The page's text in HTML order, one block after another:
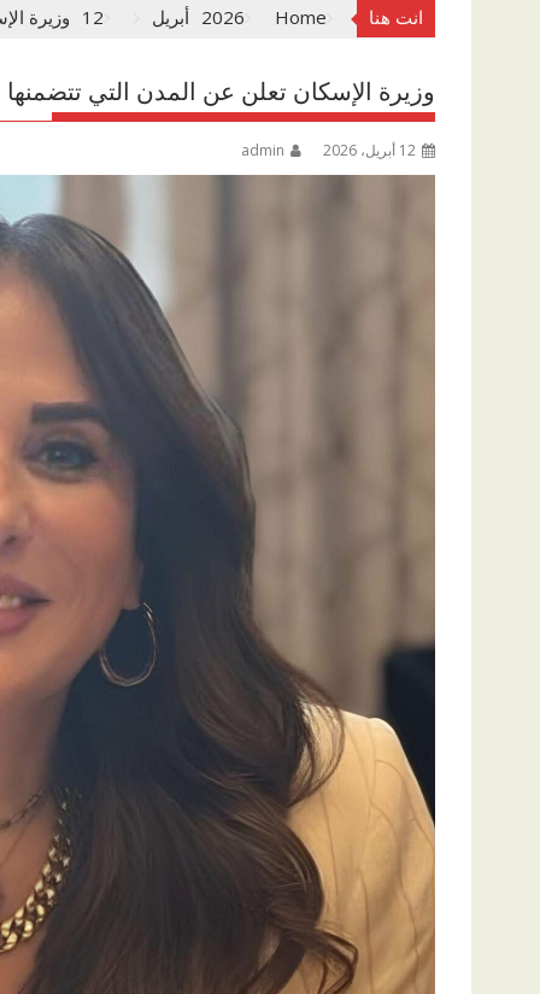
انت هنا Home
2026 أبريل 12 وزيرة
وزيرة الإسكان تعلن عن المدن التي تتضمنها المرحلة الـ11 من
12 أبريل، 2026 admin